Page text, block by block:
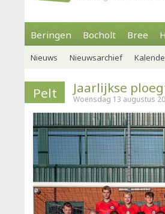
Beringen Bocholt Bree
Nieuws Nieuwsarchief
Pelt Jaarlijkse
Woensdag 13 augustus